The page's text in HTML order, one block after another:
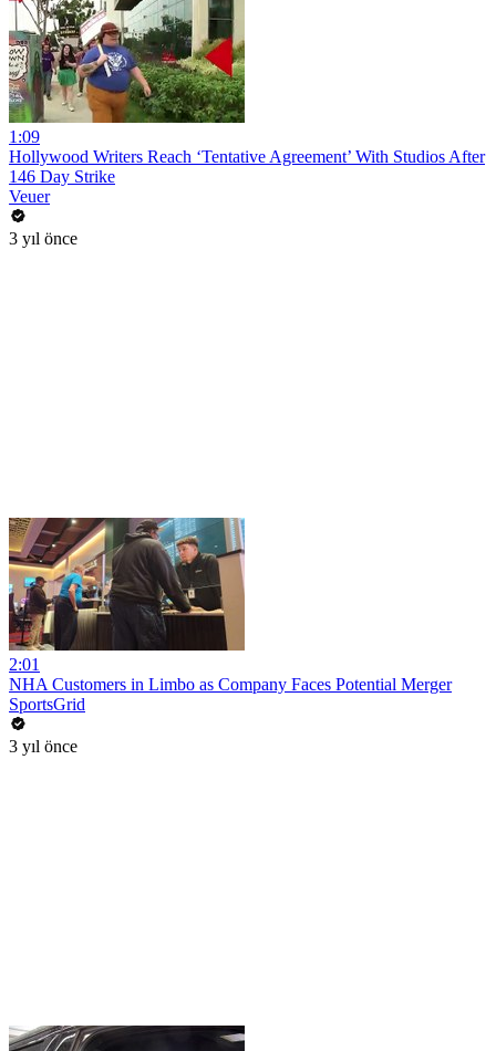
1:09
Hollywood Writers Reach ‘Tentative Agreement’ With Studios After
146 Day Strike
Veuer
3 yıl önce
2:01
NHA Customers in Limbo as Company Faces Potential Merger
SportsGrid
3 yıl önce